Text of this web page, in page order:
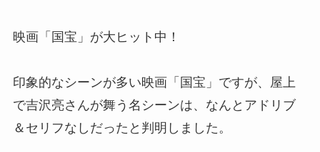
映画「国宝」が大ヒット中！
印象的なシーンが多い映画「国宝」ですが、屋上
で吉沢亮さんが舞う名シーンは、なんとアドリブ
＆セリフなしだったと判明しました。